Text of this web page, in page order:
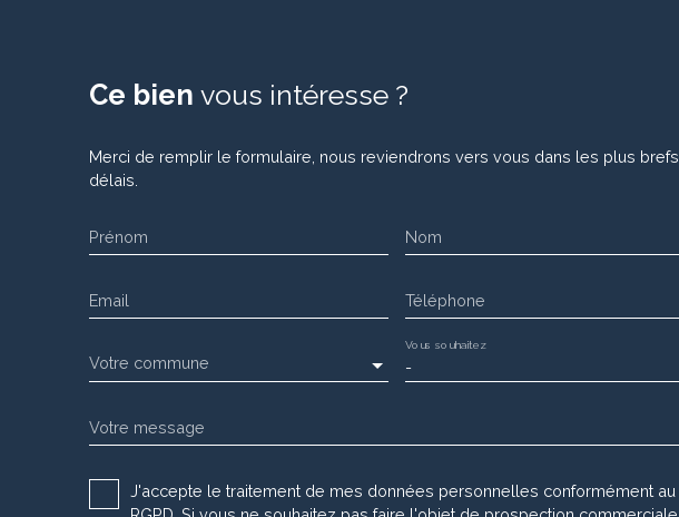
Ce bien vous intéresse ?
Merci de remplir le formulaire, nous reviendrons vers vous dans les plus brefs
délais.
Prénom Nom
Email Téléphone
Votre commune -
Vous souhaitez
Votre message
J'accepte le traitement de mes données personnelles conformément au